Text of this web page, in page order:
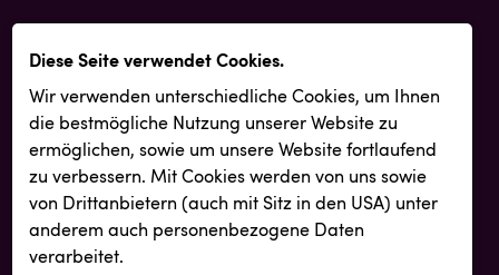
Diese Seite verwendet Cookies.
Wir verwenden unterschiedliche Cookies, um Ihnen
die best­mögliche Nutzung unserer Website zu
ermöglichen, sowie um unsere Website fortlaufend
zu verbessern. Mit Cookies werden von uns sowie
von Drittanbietern (auch mit Sitz in den USA) unter
anderem auch personenbezogene Daten
verarbeitet.